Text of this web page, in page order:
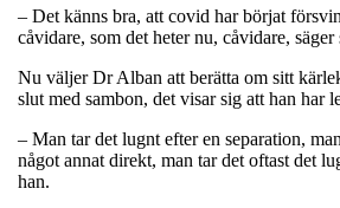
– Det känns bra, att covid har börjat
cåvidare, som det heter nu, cåvidare, säger
Nu väljer Dr Alban att berätta om sitt
slut med sambon, det visar sig att han har
– Man tar det lugnt efter en separation,
något annat direkt, man tar det oftast det
han.